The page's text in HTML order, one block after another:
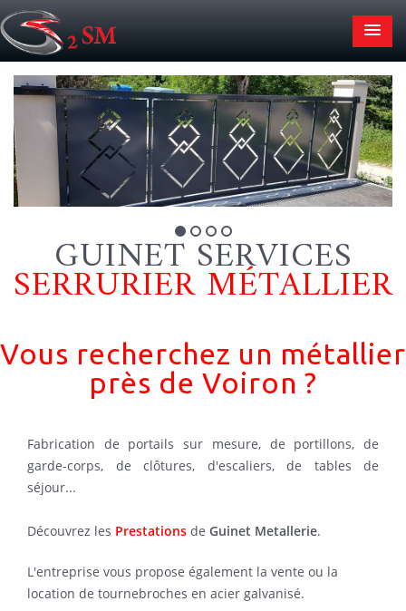
GUINET SERVICES
SERRURIER MÉTALLIER
Vous recherchez un métallier
près de Voiron ?
Fabrication de portails sur mesure, de portillons, de
garde-corps, de clôtures, d'escaliers, de tables de
séjour...
Découvrez les Prestations de Guinet Metallerie.
L'entreprise vous propose également la vente ou la
location de tournebroches en acier galvanisé.